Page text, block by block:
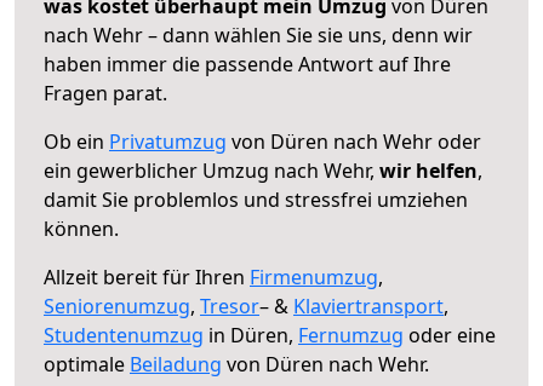
was kostet überhaupt mein Umzug von Düren
nach Wehr – dann wählen Sie sie uns, denn wir
haben immer die passende Antwort auf Ihre
Fragen parat.
Ob ein Privatumzug von Düren nach Wehr oder
ein gewerblicher Umzug nach Wehr, wir helfen,
damit Sie problemlos und stressfrei umziehen
können.
Allzeit bereit für Ihren Firmenumzug,
Seniorenumzug, Tresor– & Klaviertransport,
Studentenumzug in Düren, Fernumzug oder eine
optimale Beiladung von Düren nach Wehr.